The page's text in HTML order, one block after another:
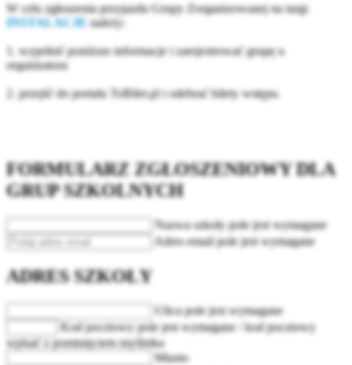
W celu zgłoszenia przyjazdu Grupy Zorganizowanej na targi
INSTALACJE należy:
1. wypełnić poniższe informacje i zarejestrować grupę u
organizatora
2. przejść do portalu ToBilet.pl i odebrać bilety wstępu.
FORMULARZ ZGŁOSZENIOWY DLA
GRUP SZKOLNYCH
Nazwa szkoły pole jest wymagane
Adres email pole jest wymagane
ADRES SZKOŁY
Ulica pole jest wymagane
Kod pocztowy pole jest wymagane / kod pocztowy
wpisać z pominięciem myślnika
Miasto